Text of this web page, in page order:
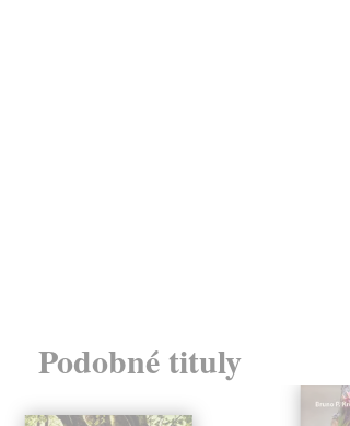
Podobné tituly